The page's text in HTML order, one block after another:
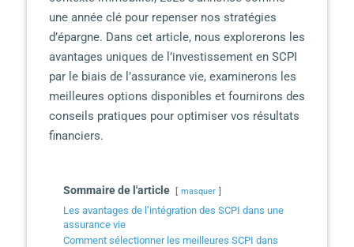
une année clé pour repenser nos stratégies
d’épargne. Dans cet article, nous explorerons les
avantages uniques de l’investissement en SCPI
par le biais de l’assurance vie, examinerons les
meilleures options disponibles et fournirons des
conseils pratiques pour optimiser vos résultats
financiers.
Sommaire de l'article masquer
Les avantages de l’intégration des SCPI dans une
assurance vie
Comment sélectionner les meilleures SCPI dans